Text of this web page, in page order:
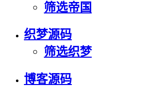
筛选帝国
织梦源码
筛选织梦
博客源码